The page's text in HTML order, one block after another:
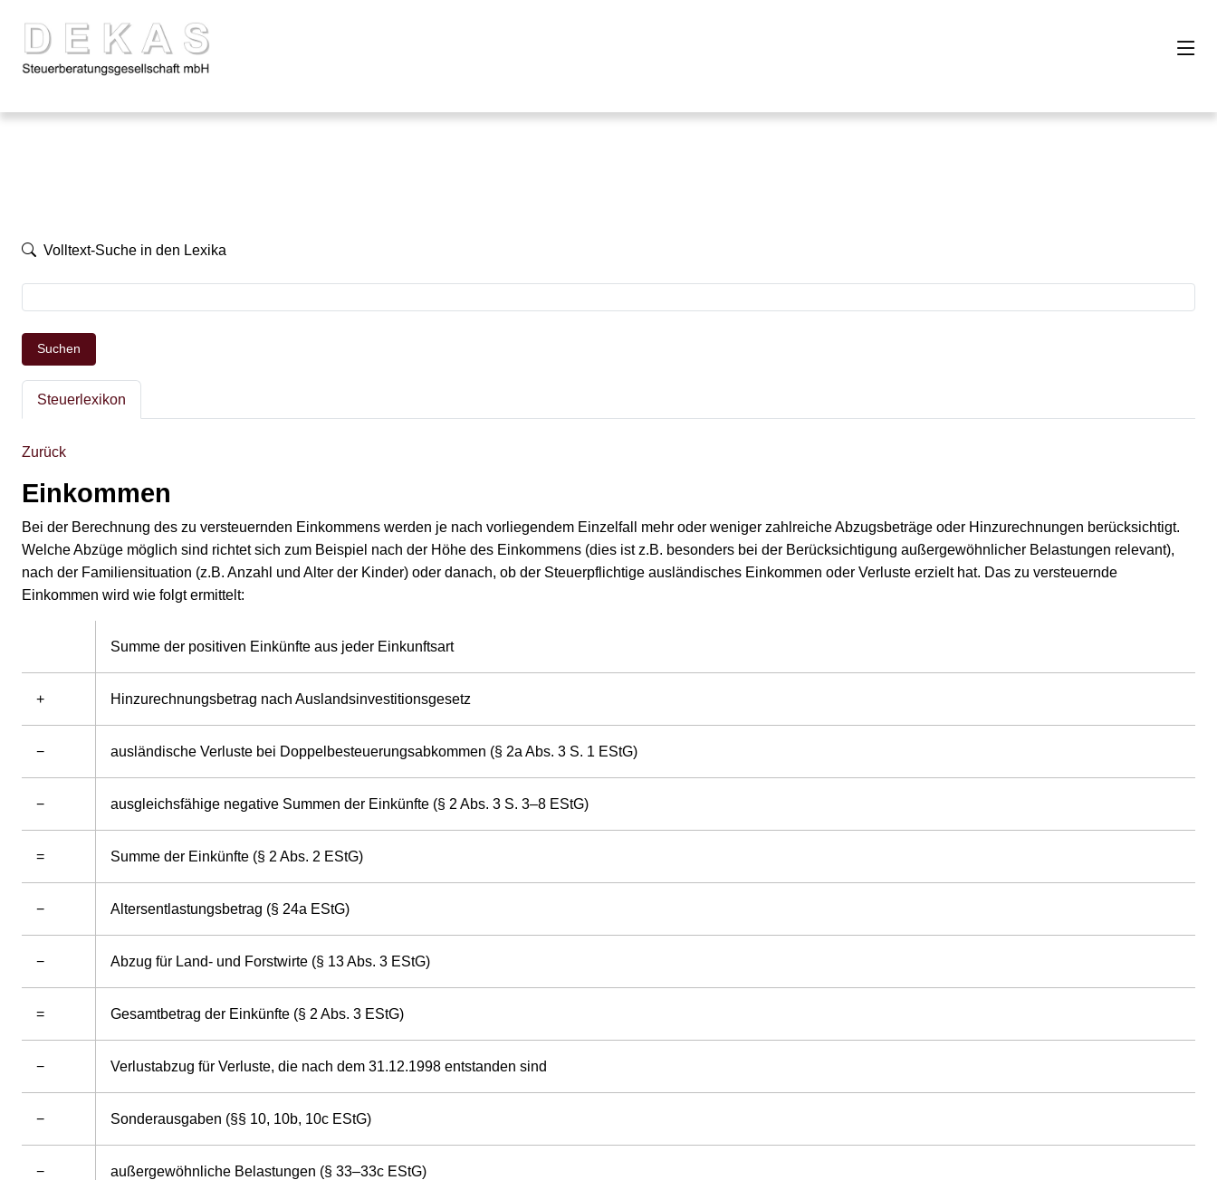
Volltext-Suche in den Lexika
Suchen
Steuerlexikon
Zurück
Einkommen
Bei der Berechnung des zu versteuernden Einkommens werden je nach vorliegendem Einzelfall mehr oder weniger zahlreiche Abzugsbeträge oder Hinzurechnungen berücksichtigt.
Welche Abzüge möglich sind richtet sich zum Beispiel nach der Höhe des Einkommens (dies ist z.B. besonders bei der Berücksichtigung außergewöhnlicher Belastungen relevant),
nach der Familiensituation (z.B. Anzahl und Alter der Kinder) oder danach, ob der Steuerpflichtige ausländisches Einkommen oder Verluste erzielt hat. Das zu versteuernde
Einkommen wird wie folgt ermittelt:
Summe der positiven Einkünfte aus jeder Einkunftsart
+ Hinzurechnungsbetrag nach Auslandsinvestitionsgesetz
− ausländische Verluste bei Doppelbesteuerungsabkommen (§ 2a Abs. 3 S. 1 EStG)
− ausgleichsfähige negative Summen der Einkünfte (§ 2 Abs. 3 S. 3–8 EStG)
= Summe der Einkünfte (§ 2 Abs. 2 EStG)
− Altersentlastungsbetrag (§ 24a EStG)
− Abzug für Land- und Forstwirte (§ 13 Abs. 3 EStG)
= Gesamtbetrag der Einkünfte (§ 2 Abs. 3 EStG)
− Verlustabzug für Verluste, die nach dem 31.12.1998 entstanden sind
− Sonderausgaben (§§ 10, 10b, 10c EStG)
− außergewöhnliche Belastungen (§ 33–33c EStG)